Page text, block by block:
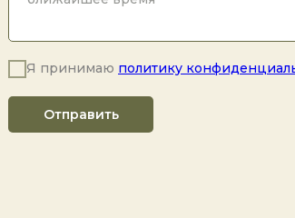
Я принимаю политику
Отправить